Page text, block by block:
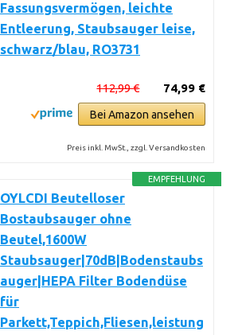
Fassungsvermögen, leichte
Entleerung, Staubsauger leise,
schwarz/blau, RO3731
74,99 €
112,99 €
Bei Amazon ansehen
Preis inkl. MwSt., zzgl. Versandkosten
EMPFEHLUNG
OYLCDI Beutelloser
Bostaubsauger ohne
Beutel,1600W
Staubsauger|70dB|Bodenstaubs
auger|HEPA Filter Bodendüse
für
Parkett,Teppich,Fliesen,leistung